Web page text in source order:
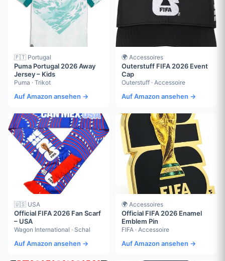
🇵🇹 Portugal
Puma Portugal 2026 Away
Jersey – Kids
Puma · Trikot
Auf Amazon ansehen →
🌍 Accessoires
Outerstuff FIFA 2026 Event
Cap
Outerstuff · Accessoire
Auf Amazon ansehen →
🇺🇸 USA
Official FIFA 2026 Fan Scarf
– USA
Wagon International · Schal
Auf Amazon ansehen →
🌍 Accessoires
Official FIFA 2026 Enamel
Emblem Pin
FIFA · Accessoire
Auf Amazon ansehen →